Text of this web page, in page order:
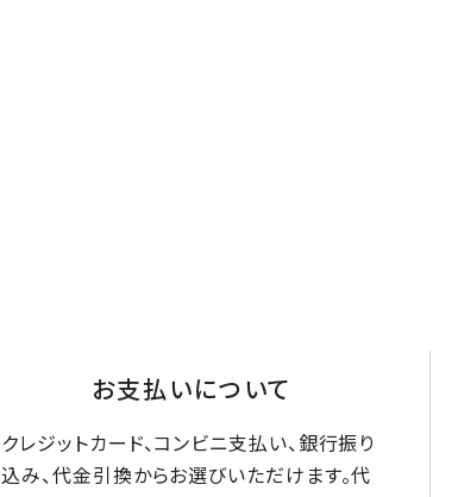
お支払いについて
クレジットカード、コンビニ支払い、銀行振り
込み、代金引換からお選びいただけます。代